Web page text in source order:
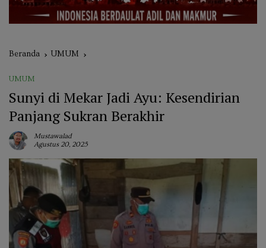
Beranda UMUM
UMUM
Sunyi di Mekar Jadi Ayu: Kesendirian
Panjang Sukran Berakhir
Mustawalad
Agustus 20, 2025